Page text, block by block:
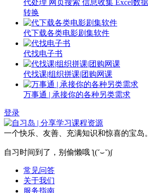
代处理 网页搜索 信息收集 Excel数
转换
代下载各类电影剧集软件
代找电子书
代找课|组织拼课|团购网课
万事通 | 承接你的各种另类需求
登录
一个快乐、友善、充满知识和惊喜的宝岛。
自习时间到了，别偷懒哦 ƪ(˘⌣˘)ʃ
常见问答
关于我们
服务指南